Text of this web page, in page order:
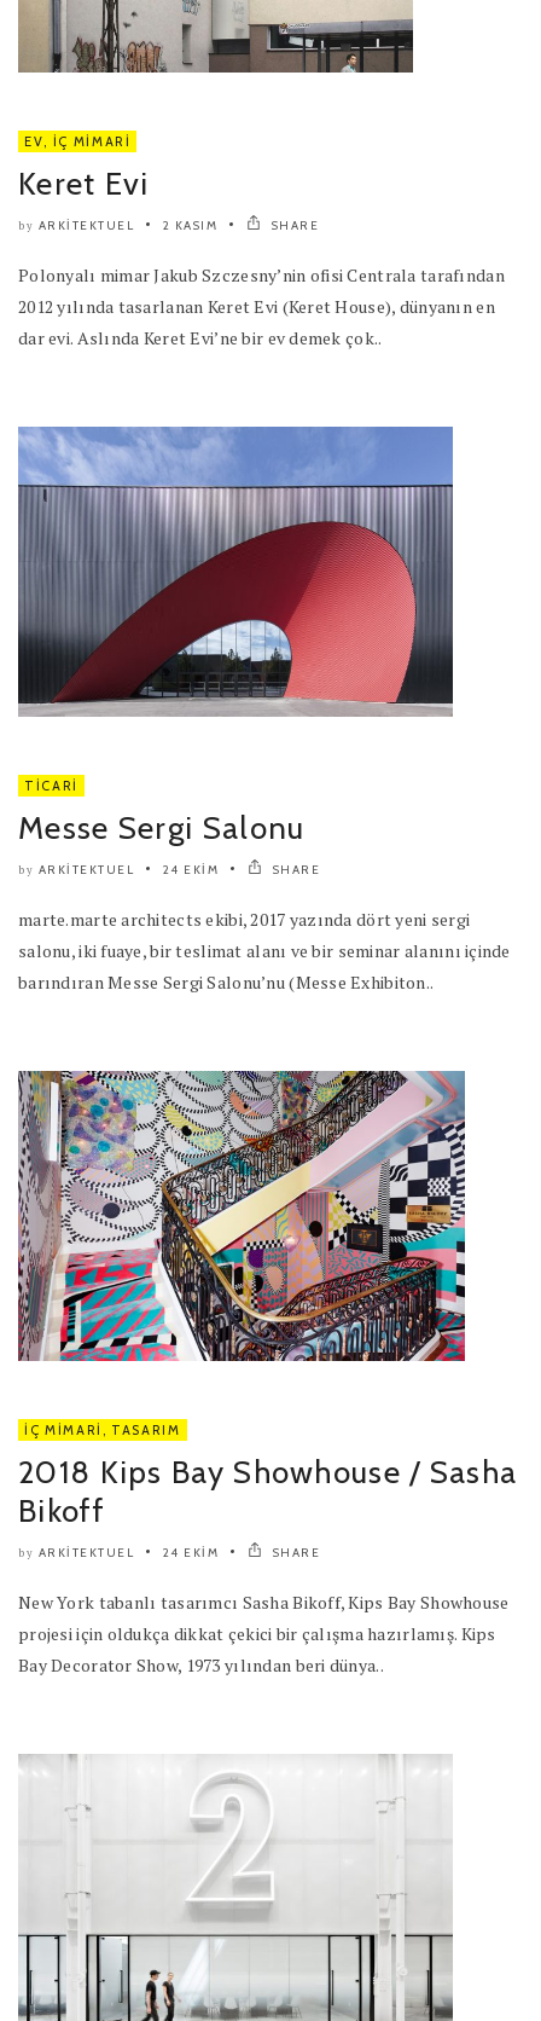
EV, İÇ MIMARI
Keret Evi
by ARKITEKTUEL 2 KASIM SHARE
Polonyalı mimar Jakub Szczesny’nin ofisi Centrala tarafından
2012 yılında tasarlanan Keret Evi (Keret House), dünyanın en
dar evi. Aslında Keret Evi’ne bir ev demek çok..
TICARI
Messe Sergi Salonu
by ARKITEKTUEL 24 EKIM SHARE
marte.marte architects ekibi, 2017 yazında dört yeni sergi
salonu, iki fuaye, bir teslimat alanı ve bir seminar alanını içinde
barındıran Messe Sergi Salonu’nu (Messe Exhibiton..
İÇ MIMARI TASARIM
2018 Kips Bay Showhouse / Sasha
Bikoff
by ARKITEKTUEL 24 EKIM SHARE
New York tabanlı tasarımcı Sasha Bikoff, Kips Bay Showhouse
projesi için oldukça dikkat çekici bir çalışma hazırlamış. Kips
Bay Decorator Show, 1973 yılından beri dünya..